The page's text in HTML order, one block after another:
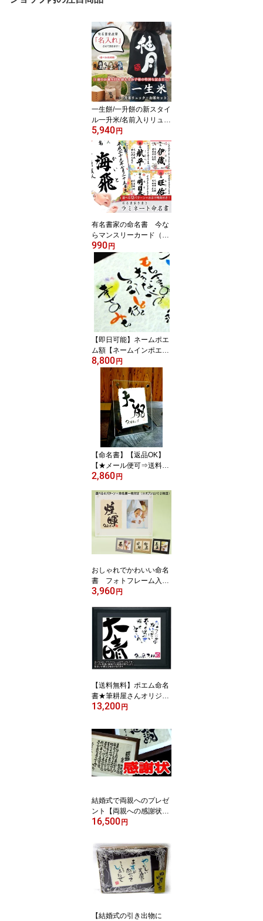
一生餅/一升餅の新スタイ
ル一升米/名前入りリュッ
ク【一歳の誕生日に一升
餅（一生餅）/小分けも簡
単】【出産祝い】【1
歳】【ベビーリュック】
【背負い餅】【一生米】
選び取りカードプレゼン
ト中
5,940円
有名書家の命名書 今な
らマンスリーカード（月
齢カード）進呈中！ お
しゃれな命名用紙12種類
A4 メール便無料
990円
【即日可能】ネームポエ
ム額【ネームインポエ
ム】結婚式での両親のプ
レゼントや還暦祝い
8,800円
【命名書】【返品OK】
【★メール便可⇒送料無
料★】アクリル命名書
筆】【代筆】
2,860円
おしゃれでかわいい命名
書 フォトフレーム入り
命名書 命名用紙 毛
無料 代筆
3,960円
【送料無料】ポエム命名
書★筆耕屋さんオリジナ
ル命名書 命名額 命名用
海道・沖縄送料別途】
13,200円
結婚式で両親へのプレゼ
ント【両親への感謝状】
【フォトフレーム】2枚
料別途】
16,500円
【結婚式の引き出物に